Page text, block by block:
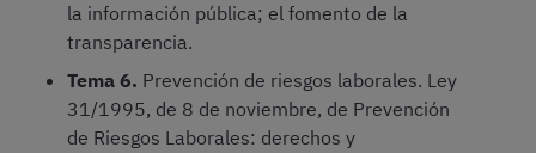
la información pública; el fomento de la
transparencia.
Tema 6. Prevención de riesgos laborales. Ley
31/1995, de 8 de noviembre, de Prevención
de Riesgos Laborales: derechos y